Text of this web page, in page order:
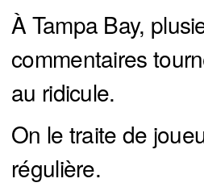
À Tampa Bay,
commentaires
au ridicule.
On le traite de
régulière.